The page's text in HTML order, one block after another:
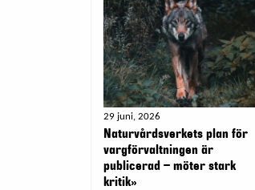
29 juni, 2026
Naturvårdsverkets plan för
vargförvaltningen är
publicerad – möter stark
kritik»